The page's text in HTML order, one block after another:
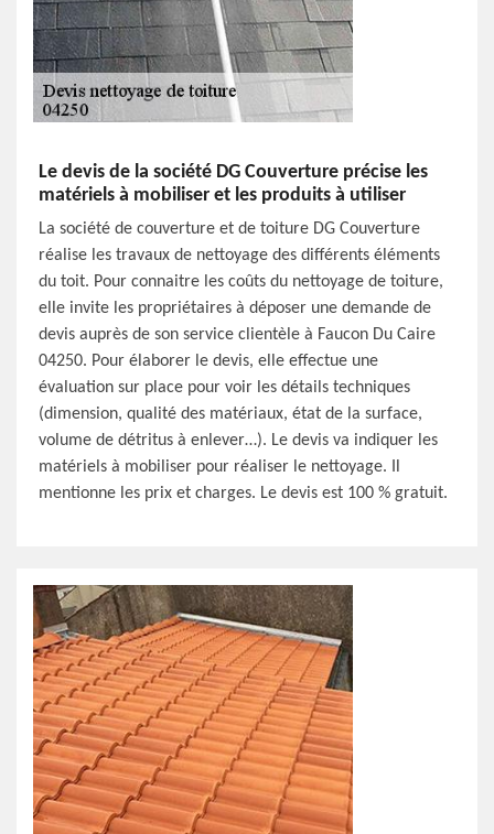
Le devis de la société DG Couverture précise les
matériels à mobiliser et les produits à utiliser
La société de couverture et de toiture DG Couverture
réalise les travaux de nettoyage des différents éléments
du toit. Pour connaitre les coûts du nettoyage de toiture,
elle invite les propriétaires à déposer une demande de
devis auprès de son service clientèle à Faucon Du Caire
04250. Pour élaborer le devis, elle effectue une
évaluation sur place pour voir les détails techniques
(dimension, qualité des matériaux, état de la surface,
volume de détritus à enlever…). Le devis va indiquer les
matériels à mobiliser pour réaliser le nettoyage. Il
mentionne les prix et charges. Le devis est 100 % gratuit.